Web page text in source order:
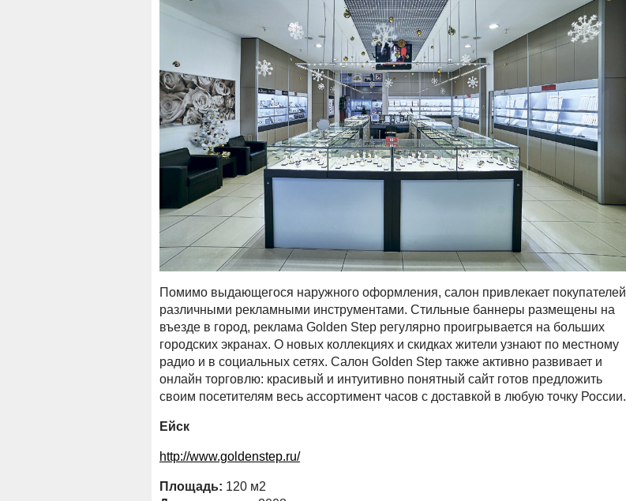
Помимо выдающегося наружного оформления, салон привлекает покупателей
различными рекламными инструментами. Стильные баннеры размещены на
въезде в город, реклама Golden Step регулярно проигрывается на больших
городских экранах. О новых коллекциях и скидках жители узнают по местному
радио и в социальных сетях. Салон Golden Step также активно развивает и
онлайн торговлю: красивый и интуитивно понятный сайт готов предложить
своим посетителям весь ассортимент часов с доставкой в любую точку России.
Ейск
http://www.goldenstep.ru/
Площадь: 120 м2